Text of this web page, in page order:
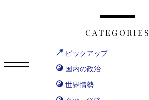
CATEGORIES
ピックアップ
国内の政治
世界情勢